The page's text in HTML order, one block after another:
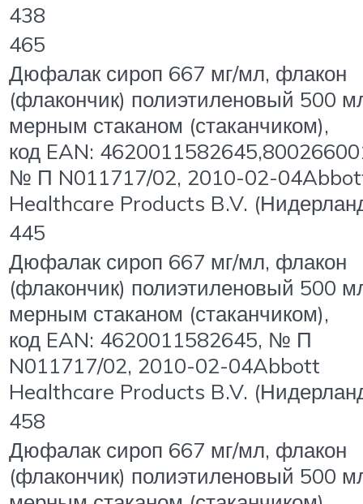
438
465
Дюфалак сироп 667 мг/мл, флакон
(флакончик) полиэтиленовый 500
мерным стаканом (стаканчиком),
код EAN:
№ П N011717/02, 2010-02-
Healthcare Products B.V.
445
Дюфалак сироп 667 мг/мл, флакон
(флакончик) полиэтиленовый 500
мерным стаканом (стаканчиком),
код EAN: 4620011582645, № П
N011717/02, 2010-02-04Abbott
Healthcare Products B.V.
458
Дюфалак сироп 667 мг/мл, флакон
(флакончик) полиэтиленовый 500